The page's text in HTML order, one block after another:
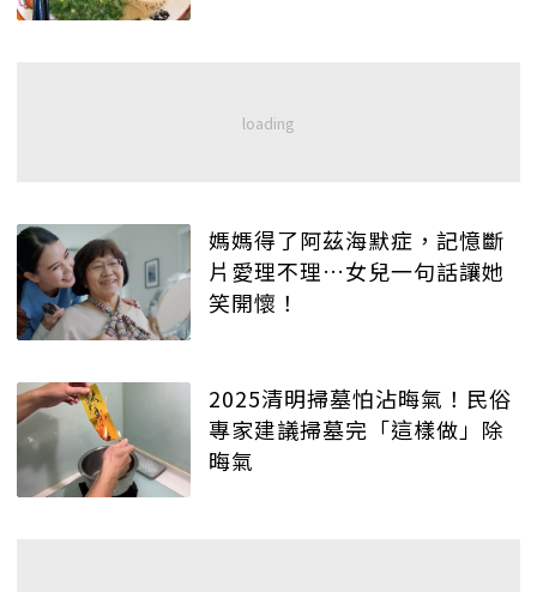
媽媽得了阿茲海默症，記憶斷
片愛理不理…女兒一句話讓她
笑開懷！
2025清明掃墓怕沾晦氣！民俗
專家建議掃墓完「這樣做」除
晦氣